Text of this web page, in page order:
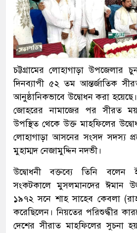
চট্টগ্রামের লোহাগাড়া উপজেলার
দিনব্যাপী ৫২ তম আন্তর্জাতিক
আনুষ্ঠানিকভাবে উদ্বোধন করা
জোহরের নামাজের পর সীরত
উপস্থিত থেকে উক্ত মাহফিলের
লোহাগাড়া আসনের সংসদ সদস্য
মুহাম্মদ নেজামুদ্দিন নদভী।
উদ্বোধনী বক্তব্যে তিনি বলেন
সংকটকালে মুসলমানদের ঈমান
১৯৭২ সনে শাহ সাহেব কেবলা
করেছিলেন। নিয়তের পরিশুদ্ধীর
দেশের সীরাত মাহফিলের সুচনা